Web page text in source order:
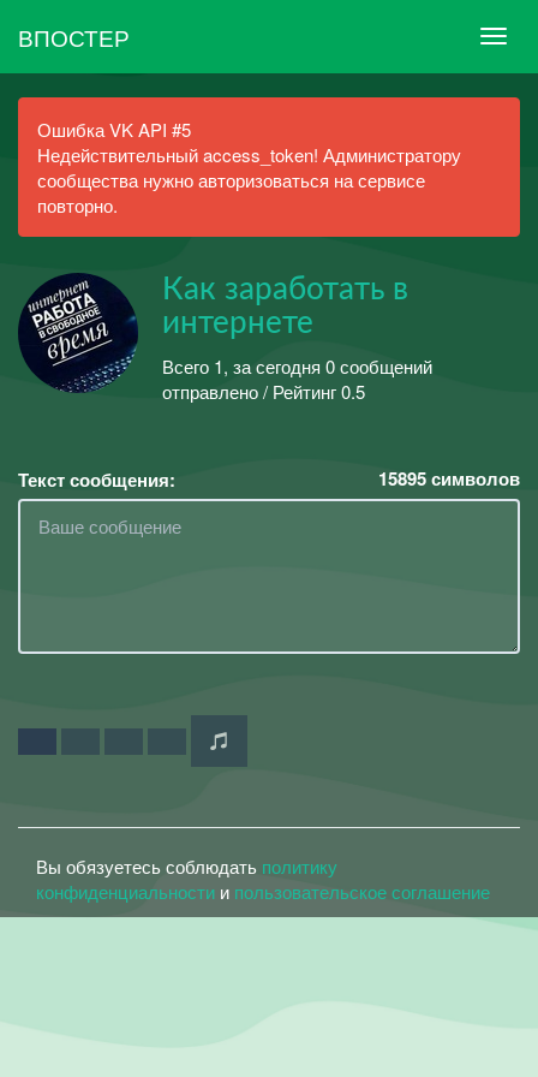
ВПОСТЕР
Ошибка VK API #5
Недействительный access_token! Администратору
сообщества нужно авторизоваться на сервисе
повторно.
Как заработать в
интернете
Всего 1, за сегодня 0 сообщений
отправлено / Рейтинг 0.5
Текст сообщения: 15895символов
Вы обязуетесь соблюдать политику
конфиденциальности и пользовательское соглашение